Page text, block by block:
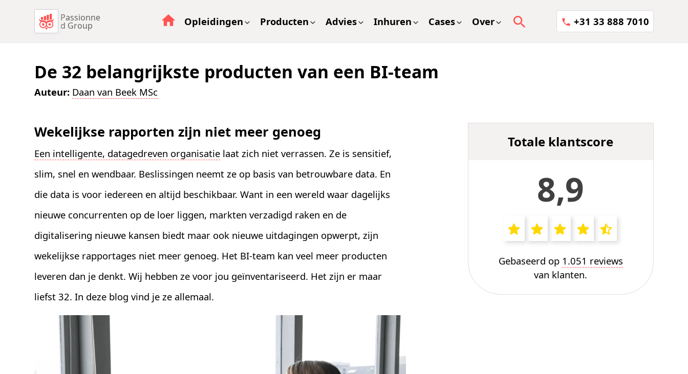
Passionne
d Group Opleidingen Producten Advies Inhuren Cases Over +31 33 888 7010
De 32 belangrijkste producten van een BI-team
Auteur: Daan van Beek MSc
Wekelijkse rapporten zijn niet meer genoeg
Een intelligente, datagedreven organisatie laat zich niet verrassen. Ze is sensitief,
slim, snel en wendbaar. Beslissingen neemt ze op basis van betrouwbare data. En
die data is voor iedereen en altijd beschikbaar. Want in een wereld waar dagelijks
nieuwe concurrenten op de loer liggen, markten verzadigd raken en de
digitalisering nieuwe kansen biedt maar ook nieuwe uitdagingen opwerpt, zijn
wekelijkse rapportages niet meer genoeg. Het BI-team kan veel meer producten
leveren dan je denkt. Wij hebben ze voor jou geïnventariseerd. Het zijn er maar
liefst 32. In deze blog vind je ze allemaal.
Totale klantscore
8,9
Gebaseerd op 1.051 reviews
van klanten.